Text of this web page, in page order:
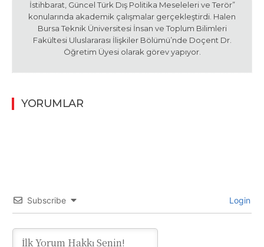
İstihbarat, Güncel Türk Dış Politika Meseleleri ve Terör”
konularında akademik çalışmalar gerçekleştirdi. Halen
Bursa Teknik Üniversitesi İnsan ve Toplum Bilimleri
Fakültesi Uluslararası İlişkiler Bölümü’nde Doçent Dr.
Öğretim Üyesi olarak görev yapıyor.
YORUMLAR
Subscribe Login